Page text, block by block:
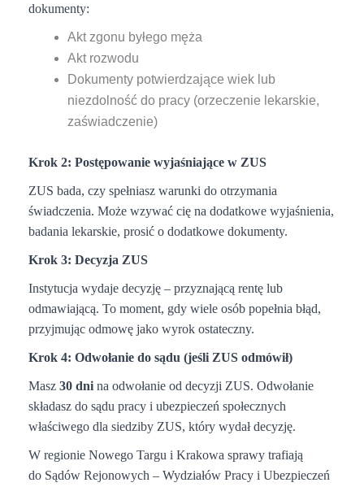
dokumenty:
Akt zgonu byłego męża
Akt rozwodu
Dokumenty potwierdzające wiek lub
niezdolność do pracy (orzeczenie lekarskie,
zaświadczenie)
Krok 2: Postępowanie wyjaśniające w ZUS
ZUS bada, czy spełniasz warunki do otrzymania
świadczenia. Może wzywać cię na dodatkowe wyjaśnienia,
badania lekarskie, prosić o dodatkowe dokumenty.
Krok 3: Decyzja ZUS
Instytucja wydaje decyzję – przyznającą rentę lub
odmawiającą. To moment, gdy wiele osób popełnia błąd,
przyjmując odmowę jako wyrok ostateczny.
Krok 4: Odwołanie do sądu (jeśli ZUS odmówił)
Masz 30 dnina odwołanie od decyzji ZUS. Odwołanie
składasz do sądu pracy i ubezpieczeń społecznych
właściwego dla siedziby ZUS, który wydał decyzję.
W regionie Nowego Targu i Krakowa sprawy trafiają
do Sądów Rejonowych – Wydziałów Pracy i Ubezpieczeń